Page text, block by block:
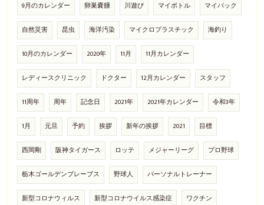
9月のカレンダー 卵巣嚢腫 川遊び マイボトル マイバック
自然災害 昆虫 海洋汚染 マイクロプラスチック 海釣り
10月のカレンダー 2020年 11月 11月カレンダー
レディースクリニック ドクター 12月カレンダー スタッフ
11周年 周年 記念日 2021年 2021年カレンダー 令和3年
1月 元旦 予約 挨拶 新年の挨拶 2021 目標
西岡剛 阪神タイガース ロッテ メジャーリーグ プロ野球
栃木ゴールデンブレーブス 野球人 パーソナルトレーナー
新型コロナウィルス 新型コロナウイルス感染症 ワクチン